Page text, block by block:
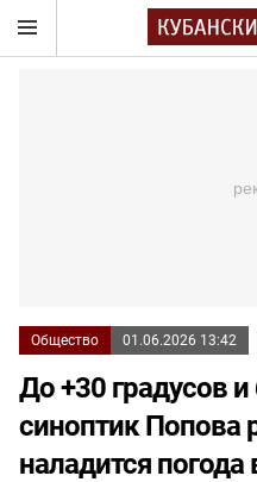
Общество 01.06.2026 13:42
До +30 градусов
синоптик Попова
наладится